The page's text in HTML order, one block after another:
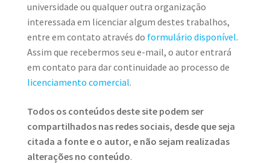
universidade ou qualquer outra organização
interessada em licenciar algum destes trabalhos,
entre em contato através do formulário disponível.
Assim que recebermos seu e-mail, o autor entrará
em contato para dar continuidade ao processo de
licenciamento comercial.
Todos os conteúdos deste site podem ser
compartilhados nas redes sociais, desde que seja
citada a fonte e o autor, e não sejam realizadas
alterações no conteúdo.